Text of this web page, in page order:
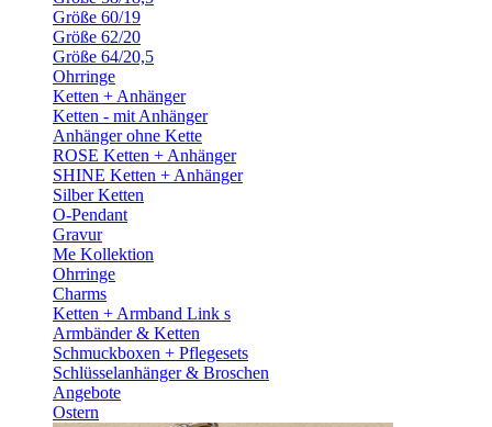
Größe 60/19
Größe 62/20
Größe 64/20,5
Ohrringe
Ketten + Anhänger
Ketten - mit Anhänger
Anhänger ohne Kette
ROSE Ketten + Anhänger
SHINE Ketten + Anhänger
Silber Ketten
O-Pendant
Gravur
Me Kollektion
Ohrringe
Charms
Ketten + Armband Link s
Armbänder & Ketten
Schmuckboxen + Pflegesets
Schlüsselanhänger & Broschen
Angebote
Ostern